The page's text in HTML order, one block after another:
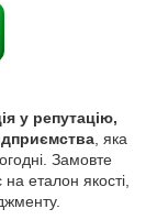
у репутацію,
, яка
Замовте
еталон якості,